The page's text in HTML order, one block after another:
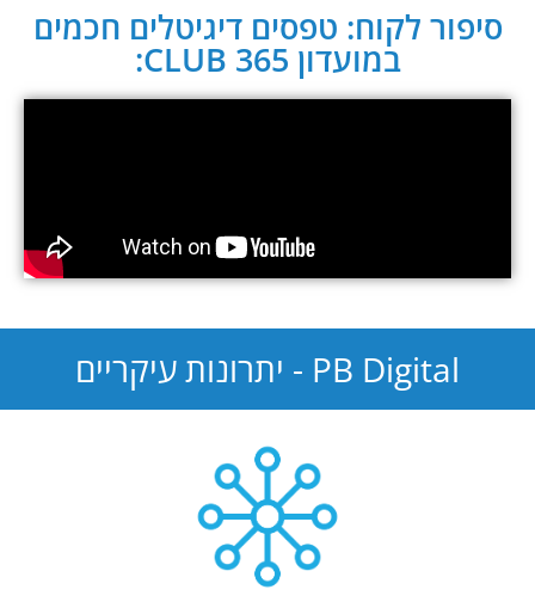
סיפור לקוח: טפסים דיגיטלים חכמים
במועדון CLUB 365:
PB Digital - יתרונות עיקריים